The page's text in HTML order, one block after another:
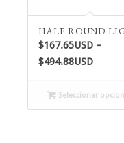
HALF ROUND
$167.65USD –
$494.88USDPrice
Seleccionar